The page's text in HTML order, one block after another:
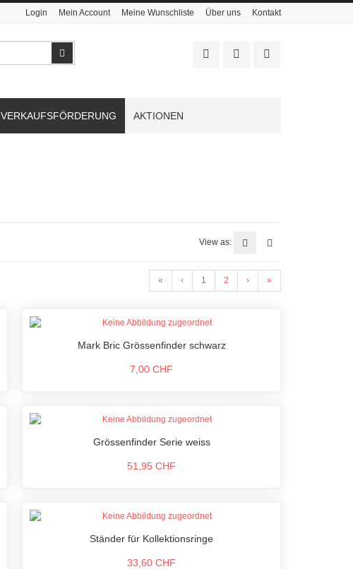
Login Mein Account Meine Wunschliste Über uns Kontakt
Suchen
VERKAUFSFÖRDERUNG AKTIONEN
View as:
« ‹ 1 2 › »
Mark Bric Grössenfinder schwarz
7,00 CHF
Grössenfinder Serie weiss
51,95 CHF
Ständer für Kollektionsringe
33,60 CHF